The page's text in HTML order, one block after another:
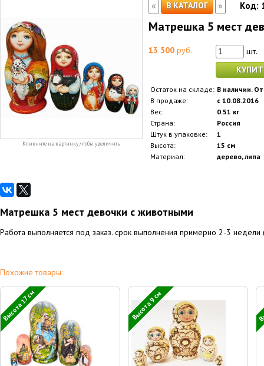
Кликните на картинку, чтобы увеличить
« В КАТАЛОГ » Код:
Матрешка 5 мест
13 500 руб.
шт.
Остаток на складе: В наличии.
В продаже:
с 10.08.2016
Вес:
0.51 кг
Страна:
Россия
Штук в упаковке:
1
Высота:
15 см
Материал:
дерево, липа
Матрешка 5 мест девочки с животными
Работа выполняется под заказ. срок выполнения примерно 2-3 недели
Похожие товары:
Высота 17 см Высота 9 см